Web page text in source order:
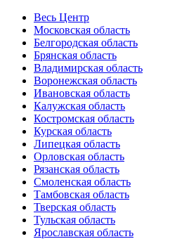
Весь Центр
Московская область
Белгородская область
Брянская область
Владимирская область
Воронежская область
Ивановская область
Калужская область
Костромская область
Курская область
Липецкая область
Орловская область
Рязанская область
Смоленская область
Тамбовская область
Тверская область
Тульская область
Ярославская область